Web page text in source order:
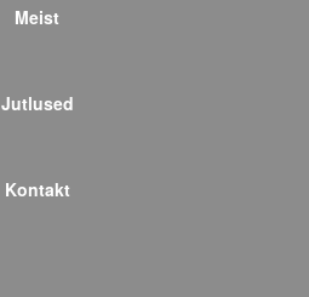
Meist
Jutlused
Kontakt